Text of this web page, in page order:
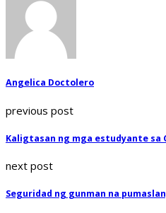
Angelica Doctolero
previous post
Kaligtasan ng mga estudyante sa
next post
Seguridad ng gunman na